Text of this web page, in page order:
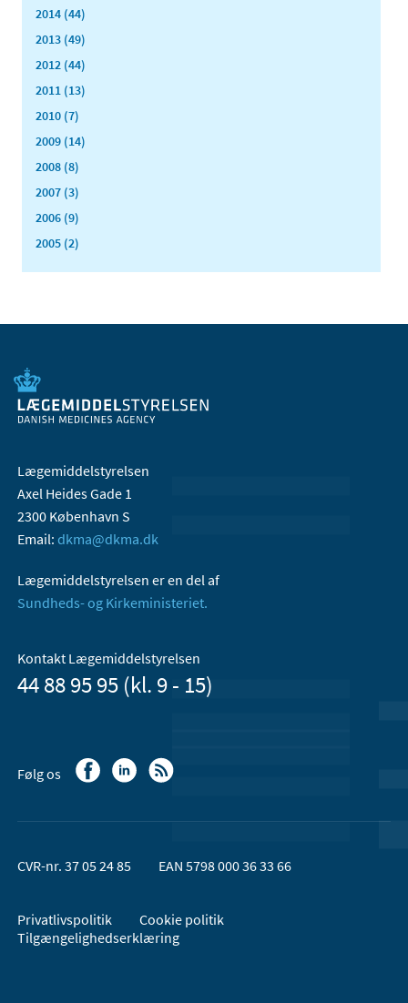
2014 (44)
2013 (49)
2012 (44)
2011 (13)
2010 (7)
2009 (14)
2008 (8)
2007 (3)
2006 (9)
2005 (2)
Lægemiddelstyrelsen
Axel Heides Gade 1
2300 København S
Email: dkma@dkma.dk
Lægemiddelstyrelsen er en del af
Sundheds- og Kirkeministeriet.
Kontakt Lægemiddelstyrelsen
44 88 95 95 (kl. 9 - 15)
Følg os
CVR-nr. 37 05 24 85 EAN 5798 000 36 33 66
Privatlivspolitik
Cookie politik
Tilgængelighedserklæring